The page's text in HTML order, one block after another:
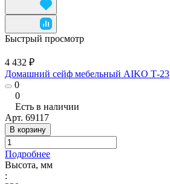
Быстрый просмотр
4 432 ₽
Домашний сейф мебельный AIKO Т-23
0
0
Есть в наличии
Арт. 69117
В корзину
Подробнее
Высота, мм
: